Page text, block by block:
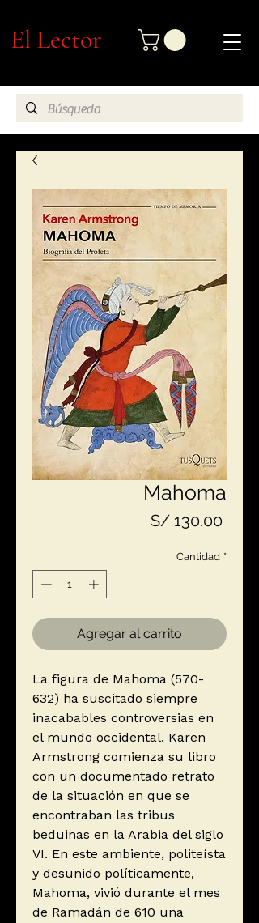
El Lector
Mahoma
S/ 130.00Precio
Cantidad *
Agregar al carrito
La figura de Mahoma (570-
632) ha suscitado siempre
inacabables controversias en
el mundo occidental. Karen
Armstrong comienza su libro
con un documentado retrato
de la situación en que se
encontraban las tribus
beduinas en la Arabia del siglo
VI. En este ambiente, politeísta
y desunido políticamente,
Mahoma, vivió durante el mes
de Ramadán de 610 una